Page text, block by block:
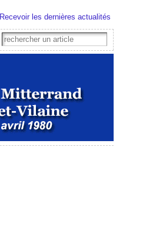
Recevoir les dernières actualités